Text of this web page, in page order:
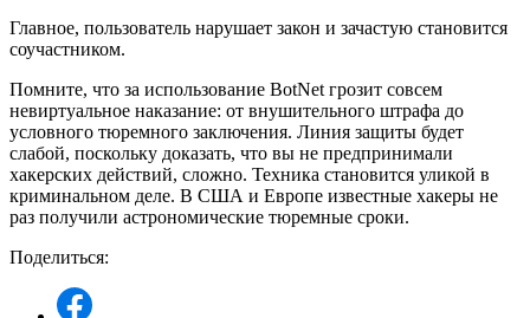
Главное, пользователь нарушает закон и зачастую становится
соучастником.
Помните, что за использование BotNet грозит совсем
невиртуальное наказание: от внушительного штрафа до
условного тюремного заключения. Линия защиты будет
слабой, поскольку доказать, что вы не предпринимали
хакерских действий, сложно. Техника становится уликой в
криминальном деле. В США и Европе известные хакеры не
раз получили астрономические тюремные сроки.
Поделиться: